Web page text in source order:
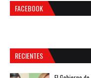
FACEBOOK
RECIENTES